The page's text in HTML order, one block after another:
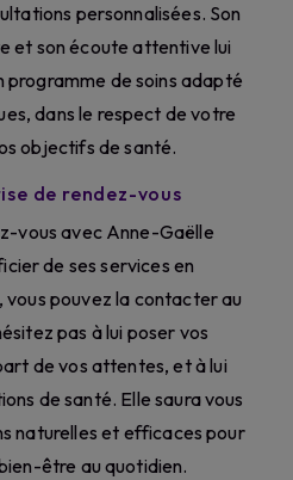
personnalisées. Son
et son écoute attentive lui
de soins adapté
dans le respect de votre
objectifs de santé.
de rendez-vous
vous avec Anne-Gaëlle
de ses services en
vous pouvez la contacter au
pas à lui poser vos
de vos attentes, et à lui
de santé. Elle saura vous
naturelles et efficaces pour
être au quotidien.